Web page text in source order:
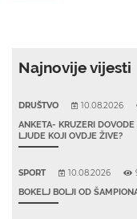
Najnovije vijesti
DRUŠTVO 10.08.2026
ANKETA- KRUZERI
LJUDE KOJI OVDJE ŽIVE?
SPORT 10.08.2026
BOKELJ BOLJI OD